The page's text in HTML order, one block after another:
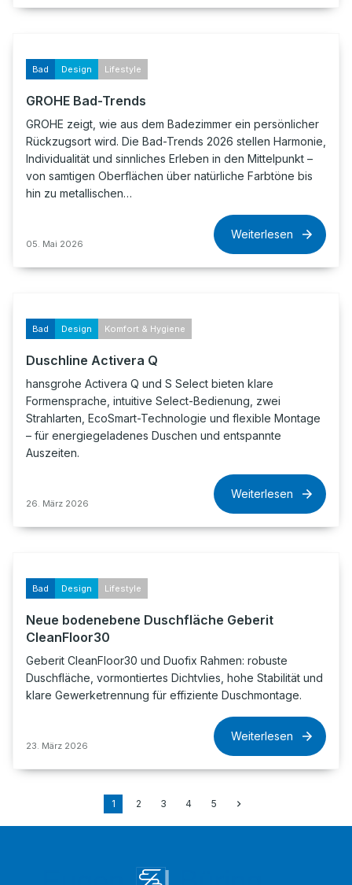
Bad Design Lifestyle
GROHE Bad-Trends
GROHE zeigt, wie aus dem Badezimmer ein persönlicher
Rückzugsort wird. Die Bad-Trends 2026 stellen Harmonie,
Individualität und sinnliches Erleben in den Mittelpunkt –
von samtigen Oberflächen über natürliche Farbtöne bis
hin zu metallischen…
05. Mai 2026
Weiterlesen
Bad Design Komfort & Hygiene
Duschline Activera Q
hansgrohe Activera Q und S Select bieten klare
Formensprache, intuitive Select-Bedienung, zwei
Strahlarten, EcoSmart-Technologie und flexible Montage
– für energiegeladenes Duschen und entspannte
Auszeiten.
26. März 2026
Weiterlesen
Bad Design Lifestyle
Neue bodenebene Duschfläche Geberit
CleanFloor30
Geberit CleanFloor30 und Duofix Rahmen: robuste
Duschfläche, vormontiertes Dichtvlies, hohe Stabilität und
klare Gewerketrennung für effiziente Duschmontage.
23. März 2026
Weiterlesen
1 2 3 4 5